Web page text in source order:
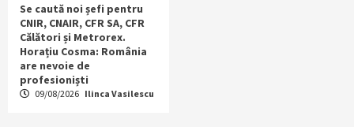
Se caută noi șefi pentru
CNIR, CNAIR, CFR SA, CFR
Călători și Metrorex.
Horațiu Cosma: România
are nevoie de
profesioniști
09/08/2026 Ilinca Vasilescu